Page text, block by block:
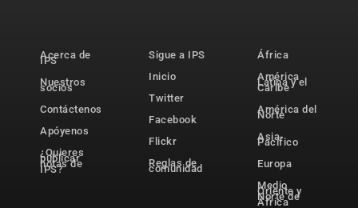
Acerca de
IPS
Nuestros
socios
Contáctenos
Apóyenos
¿Quieres
publicar
notas de
IPS?
Sigue a IPS
Inicio
Twitter
Facebook
Flickr
Reglas de
comunidad
África
América
Latina y el
Caribe
América del
Norte
Asia-
Pacífico
Europa
Medio
Oriente y
Norte de
África